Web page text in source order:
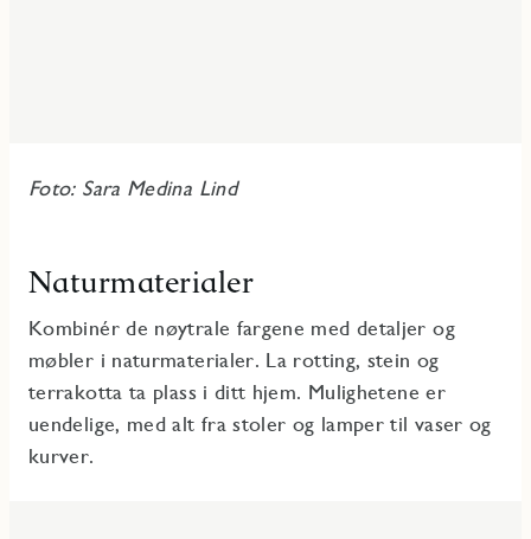
Foto: Sara Medina Lind
Naturmaterialer
Kombinér de nøytrale fargene med detaljer og
møbler i naturmaterialer. La rotting, stein og
terrakotta ta plass i ditt hjem. Mulighetene er
uendelige, med alt fra stoler og lamper til vaser og
kurver.